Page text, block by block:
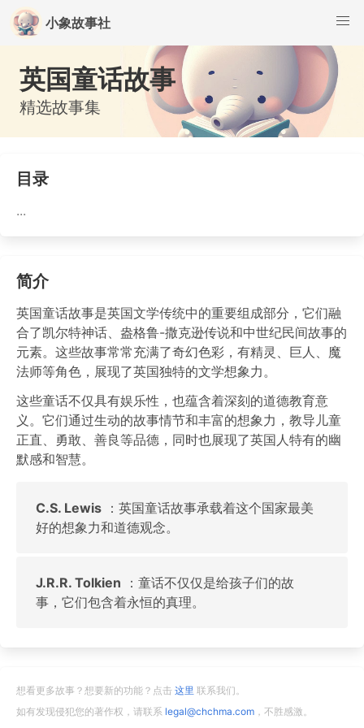
小象故事社
英国童话故事
精选故事集
目录
...
简介
英国童话故事是英国文学传统中的重要组成部分，它们融
合了凯尔特神话、盎格鲁-撒克逊传说和中世纪民间故事的
元素。这些故事常常充满了奇幻色彩，有精灵、巨人、魔
法师等角色，展现了英国独特的文学想象力。
这些童话不仅具有娱乐性，也蕴含着深刻的道德教育意
义。它们通过生动的故事情节和丰富的想象力，教导儿童
正直、勇敢、善良等品德，同时也展现了英国人特有的幽
默感和智慧。
C.S. Lewis ：英国童话故事承载着这个国家最美
好的想象力和道德观念。
J.R.R. Tolkien ：童话不仅仅是给孩子们的故
事，它们包含着永恒的真理。
想看更多故事？想要新的功能？点击 这里 联系我们。
如有发现侵犯您的著作权，请联系 legal@chchma.com ，不胜感激。